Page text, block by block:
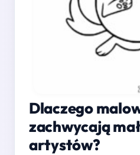
Dlaczego
zachwycają
artystów?